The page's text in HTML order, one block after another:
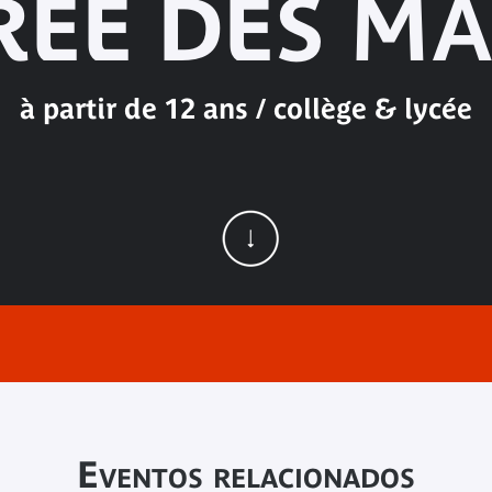
DES
à partir de 12 ans / collège & lycée
Eventos relacionados